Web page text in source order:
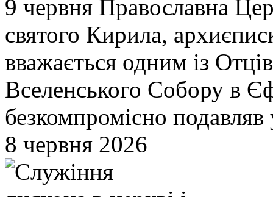
9 червня Православна
святого Кирила,
вважається одним із
Вселенського Собору в
безкомпромісно подавляв
8 червня 2026